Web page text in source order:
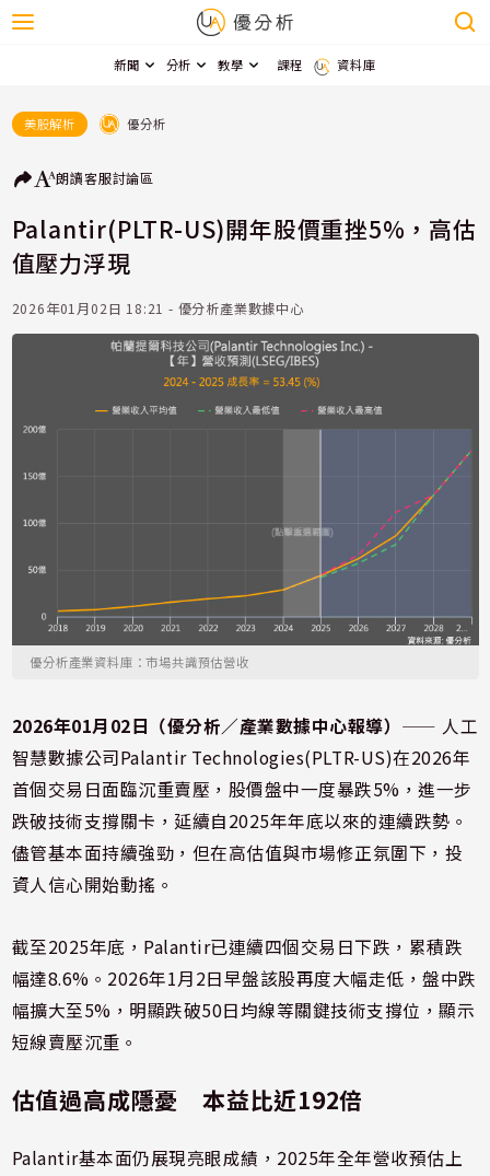
新聞 分析 教學 課程 資料庫
美股解析 優分析
朗讀客服討論區
Palantir(PLTR-US)開年股價重挫5%，高估
值壓力浮現
2026年01月02日 18:21 - 優分析產業數據中心
優分析產業資料庫：市場共識預估營收
2026年01月02日（優分析／產業數據中心報導） ⸺ 人工
智慧數據公司Palantir Technologies(PLTR-US)在2026年
首個交易日面臨沉重賣壓，股價盤中一度暴跌5%，進一步
跌破技術支撐關卡，延續自2025年年底以來的連續跌勢。
儘管基本面持續強勁，但在高估值與市場修正氛圍下，投
資人信心開始動搖。
截至2025年底，Palantir已連續四個交易日下跌，累積跌
幅達8.6%。2026年1月2日早盤該股再度大幅走低，盤中跌
幅擴大至5%，明顯跌破50日均線等關鍵技術支撐位，顯示
短線賣壓沉重。
估值過高成隱憂 本益比近192倍
Palantir基本面仍展現亮眼成績，2025年全年營收預估上